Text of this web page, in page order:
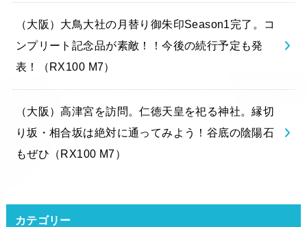
（大阪）大鳥大社の月替り御朱印Season1完了。コ
ンプリート記念品が素敵！！今後の続行予定も発
表！（RX100 M7）
（大阪）高津宮を訪問。仁徳天皇を祀る神社。縁切
り坂・相合坂は絶対に通ってみよう！谷底の陰陽石
もぜひ（RX100 M7）
カテゴリー